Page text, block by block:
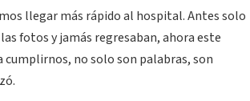
llegar más rápido al hospi­tal. Antes solo
fotos y jamás regresaban, ahora este
cum­plirnos, no solo son palabras, son